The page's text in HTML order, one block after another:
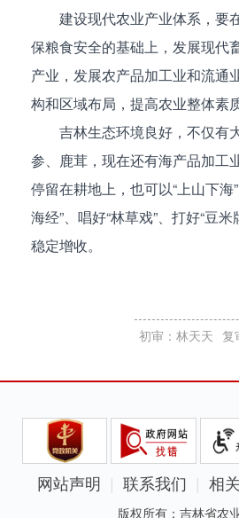
建设现代农业产业体系，要
保粮食安全的基础上，发展现代
产业，发展农产品加工业和流通
构和区域布局，提高农业整体素
吉林生态环境良好，不仅有
参、鹿茸，现在还有海产品加工
停留在耕地上，也可以“上山下海
海经”、唱好“林草戏”、打好“豆
稳定增收。
初审：林天天 复
网站声明 联系我们 相
版权所有：吉林省农